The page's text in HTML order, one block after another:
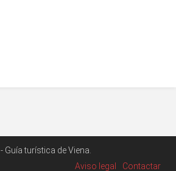
- Guía turística de Viena.
Aviso legal
Contactar